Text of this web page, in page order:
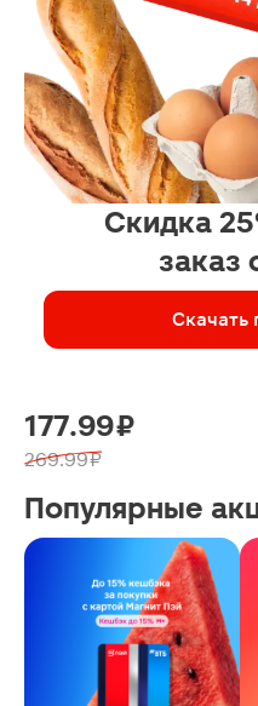
Скидка
заказ
Скачать
177.99 ₽
269.99 ₽
Популярные